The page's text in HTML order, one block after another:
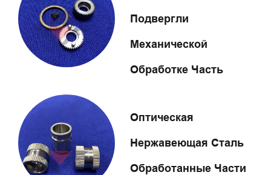
Подвергли
Механической
Обработке Часть
Оптическая
Нержавеющая Сталь
Обработанные Части